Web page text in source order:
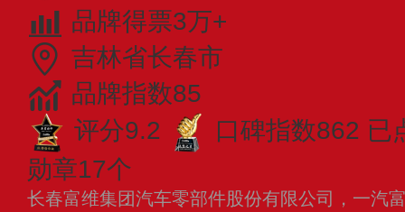
品牌得票3万+
吉林省长春市
品牌指数85
评分9.2
口碑指数862 已
勋章17个
长春富维集团汽车零部件股份有限公司，一汽